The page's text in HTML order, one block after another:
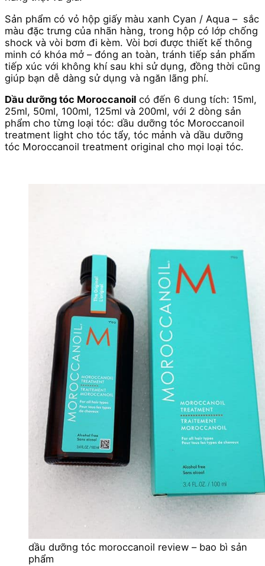
Sản phẩm có vỏ hộp giấy màu xanh Cyan / Aqua – sắc
màu đặc trưng của nhãn hàng, trong hộp có lớp chống
shock và vòi bơm đi kèm. Vòi bơi được thiết kế thông
minh có khóa mở – đóng an toàn, tránh tiếp sản phẩm
tiếp xúc với không khí sau khi sử dụng, đồng thời cũng
giúp bạn dễ dàng sử dụng và ngăn lãng phí.
Dầu dưỡng tóc Moroccanoil có đến 6 dung tích: 15ml,
25ml, 50ml, 100ml, 125ml và 200ml, với 2 dòng sản
phẩm cho từng loại tóc: dầu dưỡng tóc Moroccanoil
treatment light cho tóc tẩy, tóc mảnh và dầu dưỡng
tóc Moroccanoil treatment original cho mọi loại tóc.
dầu dưỡng tóc moroccanoil review – bao bì sản
phẩm